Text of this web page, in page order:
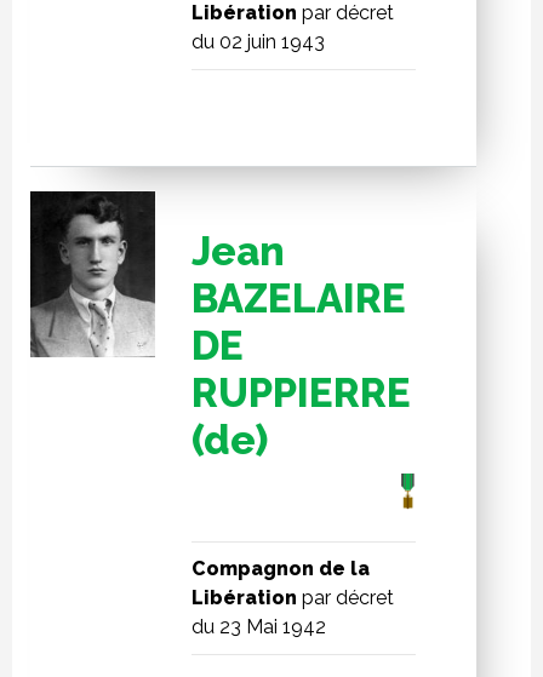
Libération par décret
du 02 juin 1943
Jean
BAZELAIRE
DE
RUPPIERRE
(de)
Compagnon de la
Libération par décret
du 23 Mai 1942